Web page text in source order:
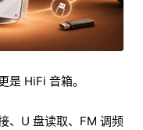
是 HiFi 音箱。
、U 盘读取、FM 调频